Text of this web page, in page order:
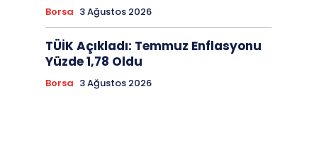
Borsa 3 Ağustos 2026
TÜİK Açıkladı: Temmuz Enflasyonu
Yüzde 1,78 Oldu
Borsa 3 Ağustos 2026